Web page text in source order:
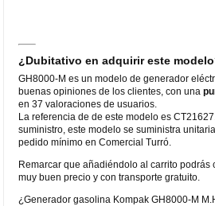
¿Dubitativo en adquirir este
GH8000-M es un modelo de generador
buenas opiniones de los clientes, con una
en 37 valoraciones de usuarios.
La referencia de de este modelo es
suministro, este modelo se suministra
pedido mínimo en Comercial Turró.
Remarcar que añadiéndolo al carrito podrás
muy buen precio y con transporte gratuito.
¿Generador gasolina Kompak GH8000-M